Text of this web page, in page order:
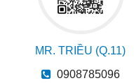
MR. TRIỀU (Q.11)
0908785096